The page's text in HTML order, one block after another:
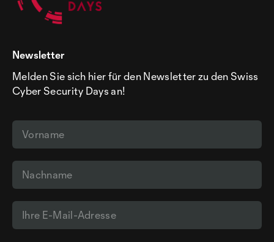
Newsletter
Melden Sie sich hier für den Newsletter zu den Swiss
Cyber Security Days an!